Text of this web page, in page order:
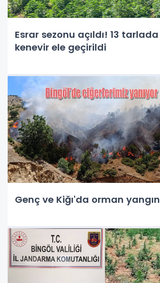
Esrar sezonu açıldı! 13 tarlada
kenevir ele geçirildi
Genç ve Kiğı'da orman